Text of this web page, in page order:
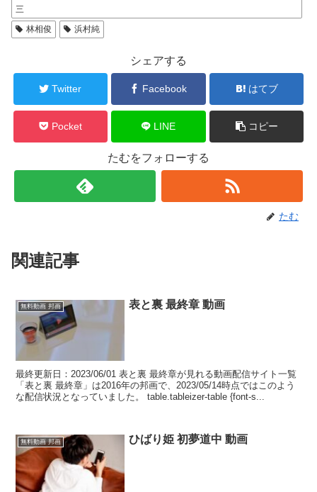
三
林相俊
浜村純
シェアする
Twitter Facebook はてブ
Pocket LINE コピー
たむをフォローする
たむ
関連記事
無料動画 邦画 表と裏 最終章 動画
最終更新日：2023/06/01 表と裏 最終章が見れる動画配信サイト一覧
「表と裏 最終章」は2016年の邦画で、2023/05/14時点ではこのよう
な配信状況となっていました。 table.tableizer-table {font-s...
無料動画 邦画 ひばり姫 初夢道中 動画